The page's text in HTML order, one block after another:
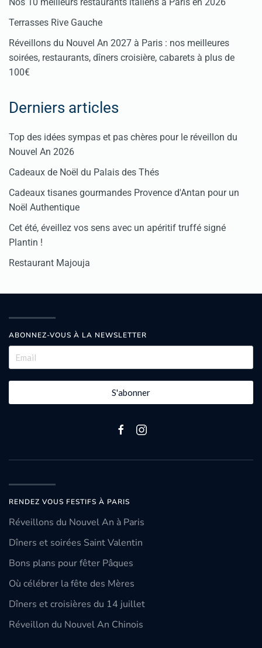
Terrasses Rive Gauche
Réveillons du Nouvel An 2027 à Paris : nos meilleures
soirées, restaurants, dîners croisière, cabarets à plus de
100€
Derniers articles
Top des idées sympas et pas chères pour le réveillon du
Nouvel An 2026
Cadeaux de Noël du Palais des Thés
Cadeaux tisanes gourmandes Provence d'Antan pour un
Noël Authentique
Cet été, éveillez vos sens avec un apéritif truffé signé
Plantin !
Restaurant Majouja
ABONNEZ-VOUS À LA NEWSLETTER
S'abonner
RENDEZ VOUS FESTIFS À PARIS
Réveillons du Nouvel An à Paris
Dîners et soirées Saint Valentin
Bons plans pour fêter Pâques
Où célébrer la fête des Mères
Dîners et croisières du 14 juillet
Réveillon du Nouvel An Chinois